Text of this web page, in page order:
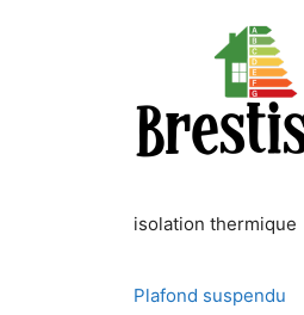
isolation thermique
Plafond suspendu